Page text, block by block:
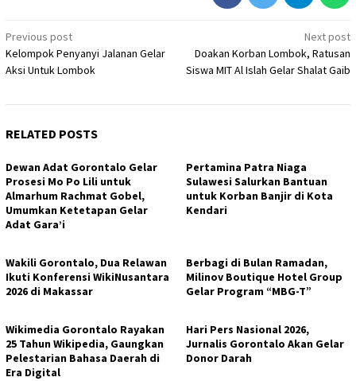
Post
navigation
Previous post
Kelompok Penyanyi Jalanan Gelar
Aksi Untuk Lombok
Next post
Doakan Korban Lombok, Ratusan
Siswa MIT Al Islah Gelar Shalat Gaib
RELATED POSTS
Dewan Adat Gorontalo Gelar
Prosesi Mo Po Lili untuk
Almarhum Rachmat Gobel,
Umumkan Ketetapan Gelar
Adat Gara’i
Pertamina Patra Niaga
Sulawesi Salurkan Bantuan
untuk Korban Banjir di Kota
Kendari
Wakili Gorontalo, Dua Relawan
Ikuti Konferensi WikiNusantara
2026 di Makassar
Berbagi di Bulan Ramadan,
Milinov Boutique Hotel Group
Gelar Program “MBG-T”
Wikimedia Gorontalo Rayakan
25 Tahun Wikipedia, Gaungkan
Pelestarian Bahasa Daerah di
Era Digital
Hari Pers Nasional 2026,
Jurnalis Gorontalo Akan Gelar
Donor Darah